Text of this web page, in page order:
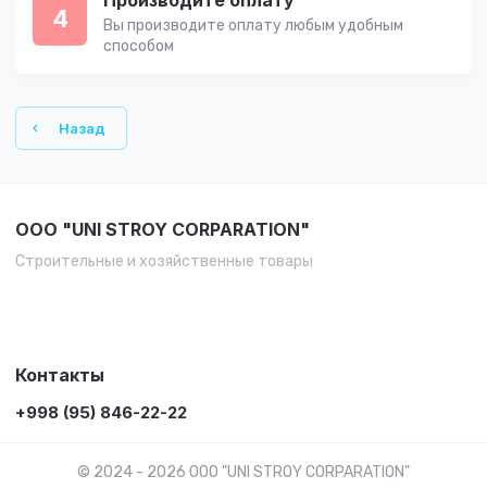
4
Вы производите оплату любым удобным
способом
Назад
OOO "UNI STROY CORPARATION"
Строительные и хозяйственные товары
Контакты
+998 (95) 846-22-22
© 2024 - 2026 OOO "UNI STROY CORPARATION"